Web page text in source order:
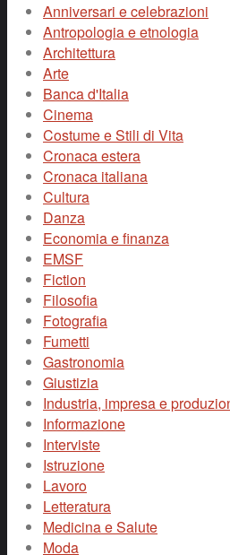
Anniversari e celebrazioni
Antropologia e etnologia
Architettura
Arte
Banca d'Italia
Cinema
Costume e Stili di Vita
Cronaca estera
Cronaca italiana
Cultura
Danza
Economia e finanza
EMSF
Fiction
Filosofia
Fotografia
Fumetti
Gastronomia
Giustizia
Industria, impresa e
Informazione
Interviste
Istruzione
Lavoro
Letteratura
Medicina e Salute
Moda